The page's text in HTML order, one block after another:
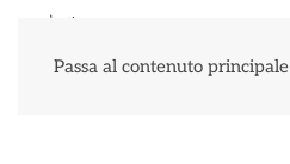
Passa al contenuto principale